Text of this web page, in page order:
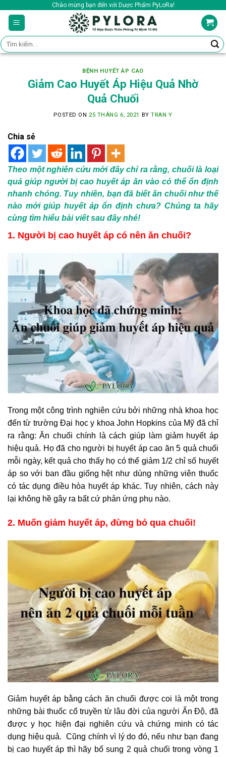
content
Chào mừng bạn đến với Dược Phẩm PyLoRa!
Tìm
kiếm:
BỆNH HUYẾT ÁP CAO
Giảm Cao Huyết Áp Hiệu Quả Nhờ
Quả Chuối
POSTED ON 25 THÁNG 6, 2021 BYTRAN Y
Chia sẻ
Theo một nghiên cứu mới đây chỉ ra rằng, chuối là loại
quả giúp người bị cao huyết áp ăn vào có thể ổn định
nhanh chóng. Tuy nhiên, bạn đã biết ăn chuối như thế
nào mới giúp huyết áp ổn định chưa? Chúng ta hãy
cùng tìm hiểu bài viết sau đây nhé!
1. Người bị cao huyết áp có nên ăn chuối?
Trong một công trình nghiên cứu bởi những nhà khoa học
đến từ trường Đại học y khoa John Hopkins của Mỹ đã chỉ
ra rằng: Ăn chuối chính là cách giúp làm giảm huyết áp
hiệu quả. Họ đã cho người bị huyết áp cao ăn 5 quả chuối
mỗi ngày, kết quả cho thấy họ có thể giảm 1/2 chỉ số huyết
áp so với ban đầu giống hệt như dùng những viên thuốc
có tác dụng điều hòa huyết áp khác. Tuy nhiên, cách này
lại không hề gây ra bất cứ phản ứng phụ nào.
2. Muốn giảm huyết áp, đừng bỏ qua chuối!
Giảm huyết áp bằng cách ăn chuối được coi là một trong
những bài thuốc cổ truyền từ lâu đời của người Ấn Độ, đã
được y học hiện đại nghiên cứu và chứng minh có tác
dụng hiệu quả. Cũng chính vì lý do đó, nếu như bạn đang
bị cao huyết áp thì hãy bổ sung 2 quả chuối trong vòng 1